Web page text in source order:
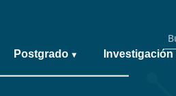
Postgrado ▾ Investigación